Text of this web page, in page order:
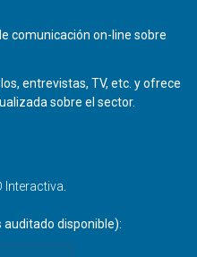
comunicación on-line sobre
entrevistas, TV, etc. y ofrece
sobre el sector.
Interactiva.
auditado disponible):